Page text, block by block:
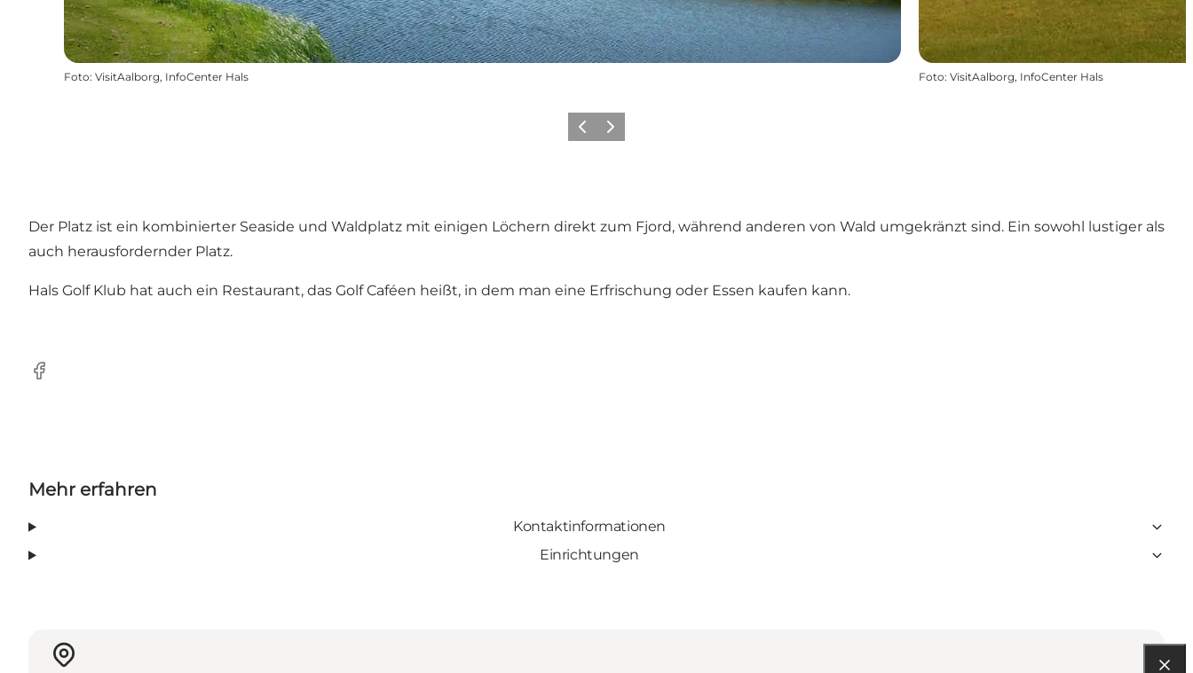
Foto: VisitAalborg, InfoCenter Hals Foto: VisitAalborg, InfoCenter Hals
ZurückWeiter
Der Platz ist ein kombinierter Seaside und Waldplatz mit einigen Löchern direkt zum Fjord, während anderen von Wald umgekränzt sind. Ein sowohl lustiger als
auch herausfordernder Platz.
Hals Golf Klub hat auch ein Restaurant, das Golf Caféen heißt, in dem man eine Erfrischung oder Essen kaufen kann.
Facebook
Mehr erfahren
Kontaktinformationen
Einrichtungen